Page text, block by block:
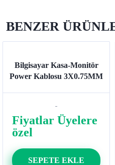
BENZER
Bilgisayar Kasa-Monitör
Power Kablosu 3X0.75MM
Fiyatlar Üyelere
özel
SEPETE EKLE